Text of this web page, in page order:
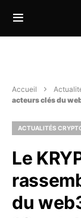
Accueil
acteurs clés du
ACTUALITÉS
Le
du